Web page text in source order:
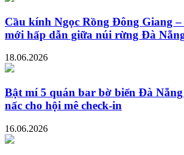
Cầu kính Ngọc Rồng Đông Giang
mới hấp dẫn giữa núi rừng Đà
18.06.2026
Bật mí 5 quán bar bờ biển Đà
nấc cho hội mê check-in
16.06.2026